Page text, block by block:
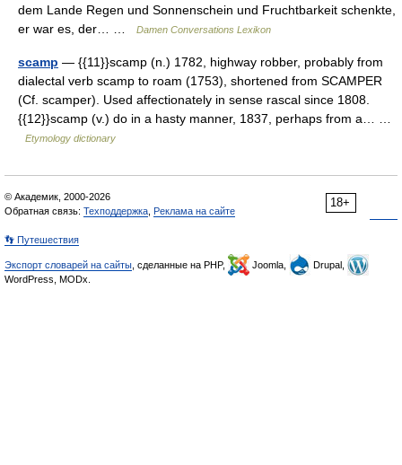
dem Lande Regen und Sonnenschein und Fruchtbarkeit schenkte,
er war es, der… …
Damen Conversations Lexikon
scamp — {{11}}scamp (n.) 1782, highway robber, probably from
dialectal verb scamp to roam (1753), shortened from SCAMPER
(Cf. scamper). Used affectionately in sense rascal since 1808.
{{12}}scamp (v.) do in a hasty manner, 1837, perhaps from a… …
Etymology dictionary
18+
© Академик, 2000-2026
Обратная связь: Техподдержка Реклама на сайте
👣 Путешествия
Экспорт словарей на сайты , сделанные на PHP, Joomla,
Drupal,
WordPress, MODx.